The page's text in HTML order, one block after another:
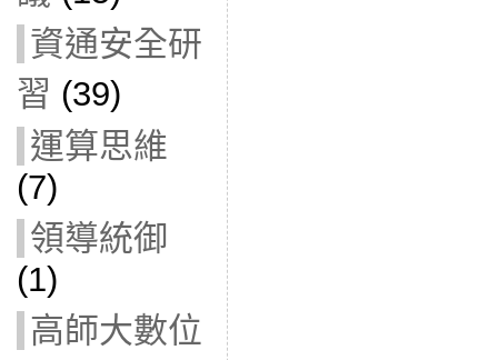
資通安全研
習 (39)
運算思維
(7)
領導統御
(1)
高師大數位